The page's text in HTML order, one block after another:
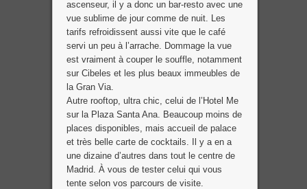
ascenseur, il y a donc un bar-resto avec une
vue sublime de jour comme de nuit. Les
tarifs refroidissent aussi vite que le café
servi un peu à l’arrache. Dommage la vue
est vraiment à couper le souffle, notamment
sur Cibeles et les plus beaux immeubles de
la Gran Via.
Autre rooftop, ultra chic, celui de l’Hotel Me
sur la Plaza Santa Ana. Beaucoup moins de
places disponibles, mais accueil de palace
et très belle carte de cocktails. Il y a en a
une dizaine d’autres dans tout le centre de
Madrid. À vous de tester celui qui vous
tente selon vos parcours de visite.